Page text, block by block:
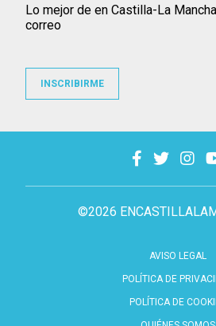
©2026
AVISO LEGAL
POLÍTICA DE
POLÍTICA DE
Lo mejor de en Castilla-La
correo
INSCRIBIRME